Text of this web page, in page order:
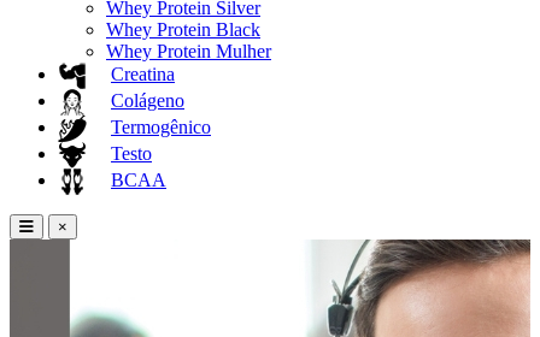
Whey Protein Silver
Whey Protein Black
Whey Protein Mulher
Creatina
Colágeno
Termogênico
Testo
BCAA
×